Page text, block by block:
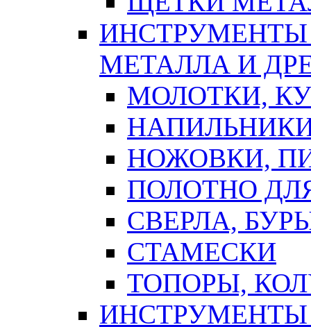
ИНСТРУМЕНТЫ
МЕТАЛЛА И
МОЛОТКИ,
НОЖОВКИ,
ПОЛОТНО
СВЕРЛА,
СТАМЕСКИ
ТОПОРЫ,
ИНСТРУМЕНТЫ